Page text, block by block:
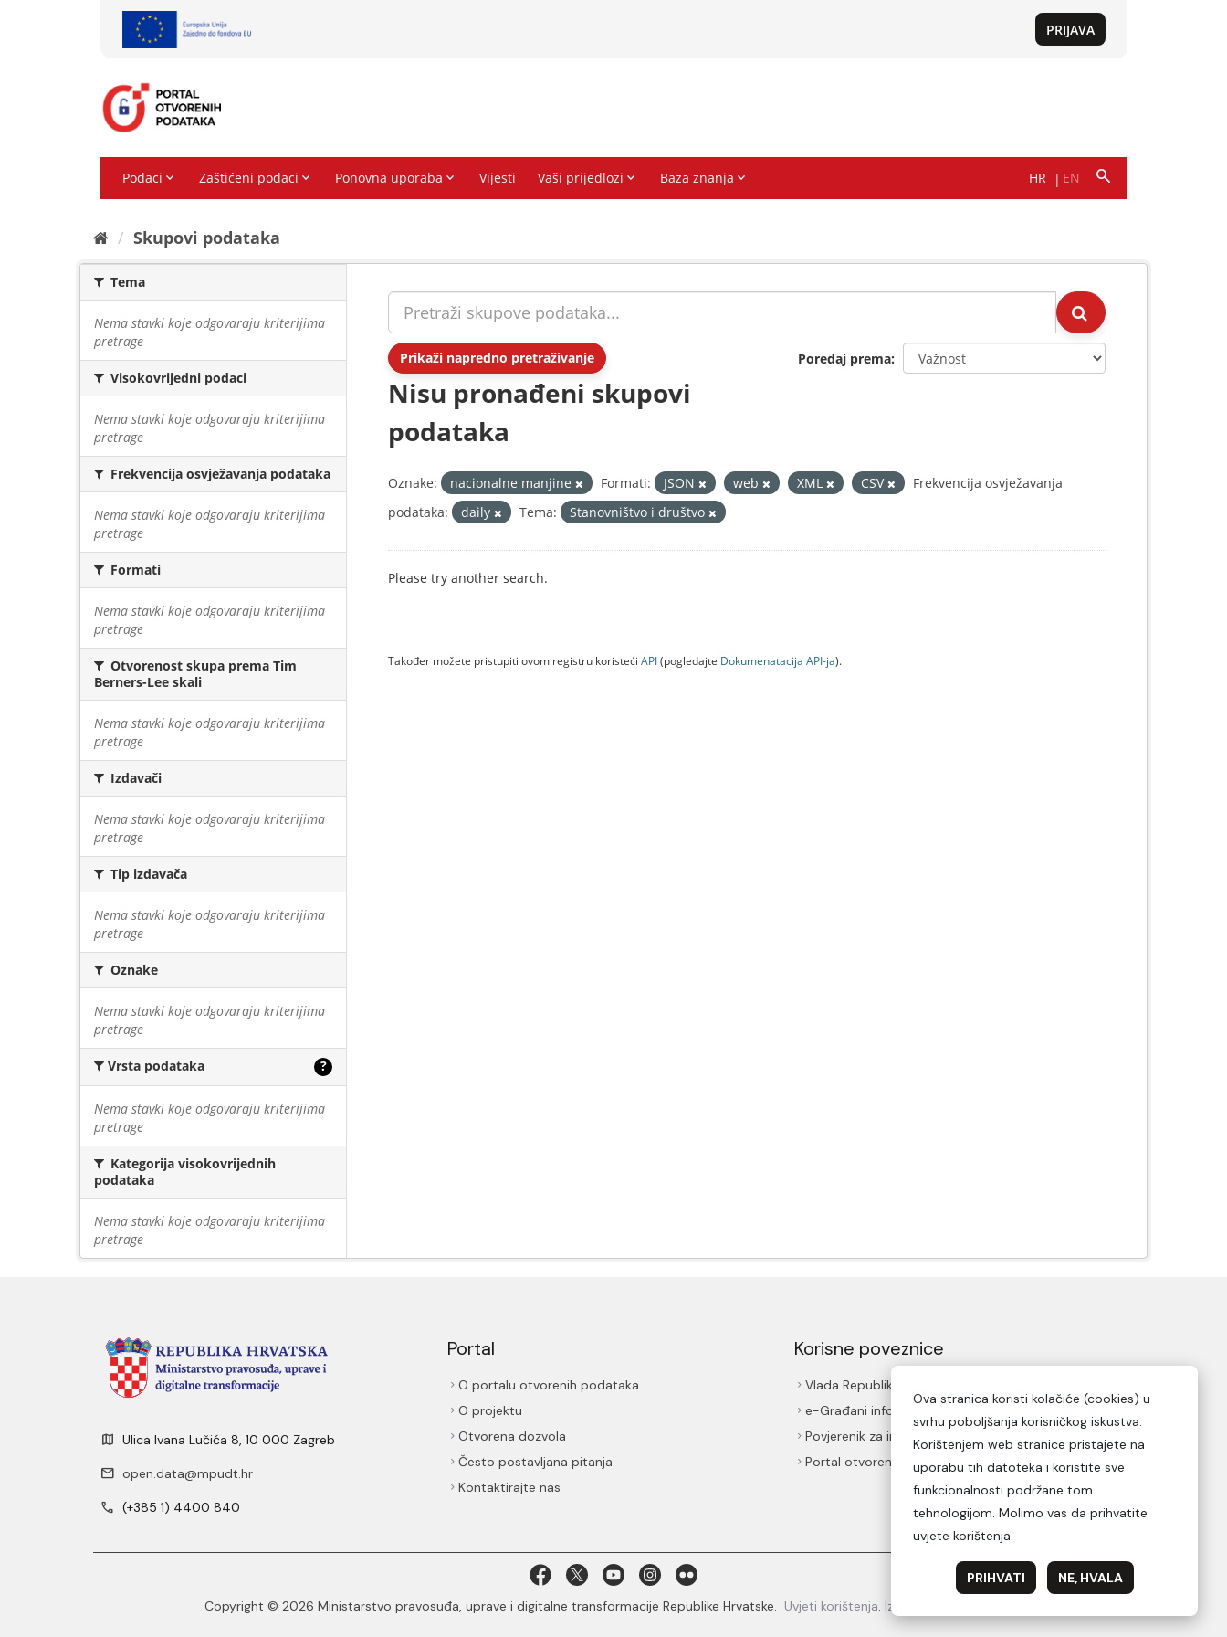
Skupovi podаtаkа
Tema
Nema stavki koje odgovaraju kriterijima
pretrage
Visokovrijedni podaci
Nema stavki koje odgovaraju kriterijima
pretrage
Frekvencija osvježavanja podataka
Nema stavki koje odgovaraju kriterijima
pretrage
Formati
Nema stavki koje odgovaraju kriterijima
pretrage
Otvorenost skupa prema Tim
Berners-Lee skali
Nema stavki koje odgovaraju kriterijima
pretrage
Izdavači
Nema stavki koje odgovaraju kriterijima
pretrage
Tip izdavača
Nema stavki koje odgovaraju kriterijima
pretrage
Oznake
Nema stavki koje odgovaraju kriterijima
pretrage
Vrsta podataka ?
Nema stavki koje odgovaraju kriterijima
pretrage
Kategorija visokovrijednih
podataka
Nema stavki koje odgovaraju kriterijima
pretrage
Prikaži napredno pretraživanje Poredaj prema
Nisu pronađeni skupovi
podataka
Oznake: nacionalne manjine Formati: JSON web XML CSV
Frekvencija osvježavanja
podataka:
daily Tema: Stanovništvo i društvo
Please try another search.
Također možete pristupiti ovom registru koristeći API(pogledajte Dokumenаtаcijа API-jа).